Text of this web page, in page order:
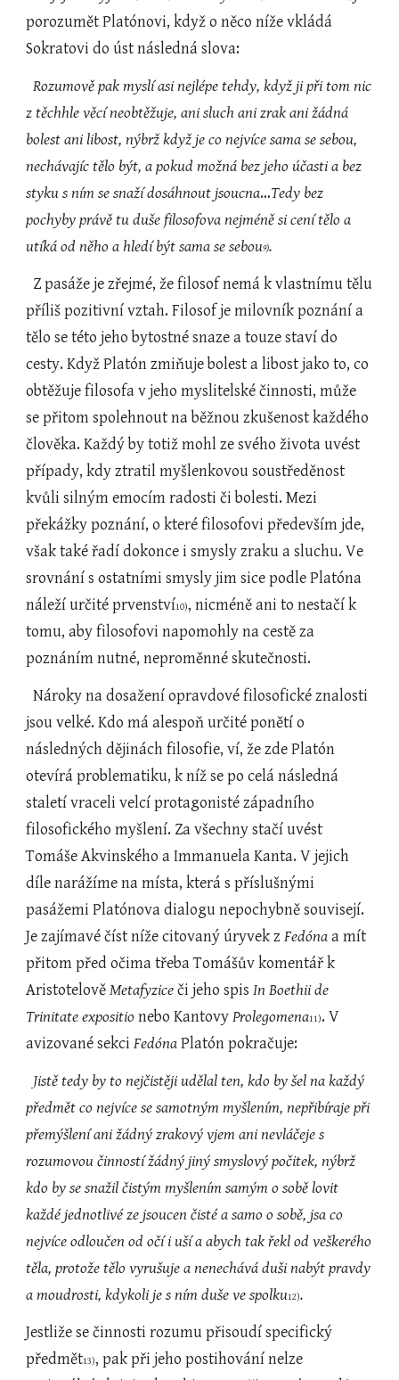
porozumět Platónovi, když o něco níže vkládá
Sokratovi do úst následná slova:
Rozumově pak myslí asi nejlépe tehdy, když ji při tom nic
z těchhle věcí neobtěžuje, ani sluch ani zrak ani žádná
bolest ani libost, nýbrž když je co nejvíce sama se sebou,
nechávajíc tělo být, a pokud možná bez jeho účasti a bez
styku s ním se snaží dosáhnout jsoucna…Tedy bez
pochyby právě tu duše filosofova nejméně si cení tělo a
utíká od něho a hledí být sama se sebou9).
příliš pozitivní vztah. Filosof je milovník poznání a
tělo se této jeho bytostné snaze a touze staví do
cesty. Když Platón zmiňuje bolest a libost jako to, co
obtěžuje filosofa v jeho myslitelské činnosti, může
se přitom spolehnout na běžnou zkušenost každého
člověka. Každý by totiž mohl ze svého života uvést
případy, kdy ztratil myšlenkovou soustředěnost
kvůli silným emocím radosti či bolesti. Mezi
překážky poznání, o které filosofovi především jde,
však také řadí dokonce i smysly zraku a sluchu. Ve
srovnání s ostatními smysly jim sice podle Platóna
náleží určité prvenství10), nicméně ani to nestačí k
tomu, aby filosofovi napomohly na cestě za
poznáním nutné, neproměnné skutečnosti.
  Nároky na dosažení opravdové filosofické znalosti
jsou velké. Kdo má alespoň určité ponětí o
následných dějinách filosofie, ví, že zde Platón
otevírá problematiku, k níž se po celá následná
staletí vraceli velcí protagonisté západního
filosofického myšlení. Za všechny stačí uvést
Tomáše Akvinského a Immanuela Kanta. V jejich
díle narážíme na místa, která s příslušnými
pasážemi Platónova dialogu nepochybně souvisejí.
Je zajímavé číst níže citovaný úryvek z Fedóna a mít
přitom před očima třeba Tomášův komentář k
Aristotelově Metafyzice či jeho spis In Boethii de
Trinitate expositio nebo Kantovy Prolegomena11). V
avizované sekci Fedóna Platón pokračuje:
Jistě tedy by to nejčistěji udělal ten, kdo by šel na každý
předmět co nejvíce se samotným myšlením, nepřibíraje při
přemýšlení ani žádný zrakový vjem ani nevláčeje s
rozumovou činností žádný jiný smyslový počitek, nýbrž
kdo by se snažil čistým myšlením samým o sobě lovit
každé jednotlivé ze jsoucen čisté a samo o sobě, jsa co
nejvíce odloučen od očí i uší a abych tak řekl od veškerého
těla, protože tělo vyrušuje a nenechává duši nabýt pravdy
a moudrosti, kdykoli je s ním duše ve spolku12).
Jestliže se činnosti rozumu přisoudí specifický
předmět13), pak při jeho postihování nelze